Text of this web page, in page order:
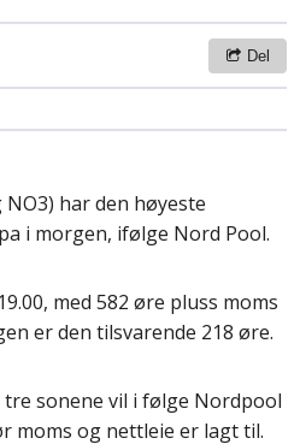
Del
har den høyeste
i morgen, ifølge Nord Pool.
med 582 øre pluss moms
er den tilsvarende 218 øre.
sonene vil i følge Nordpool
moms og nettleie er lagt til.